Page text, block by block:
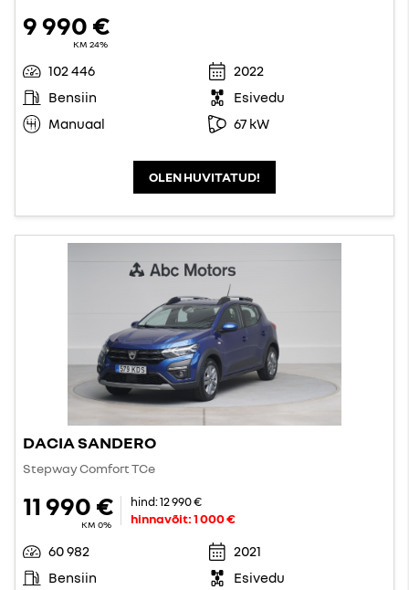
9 990 €
KM 24%
102 446
2022
Bensiin
Esivedu
Manuaal
67 kW
OLEN HUVITATUD!
DACIA SANDERO
Stepway Comfort TCe
11 990 €
KM 0%
hind:12 990 €
hinnavõit:1 000 €
60 982
2021
Bensiin
Esivedu